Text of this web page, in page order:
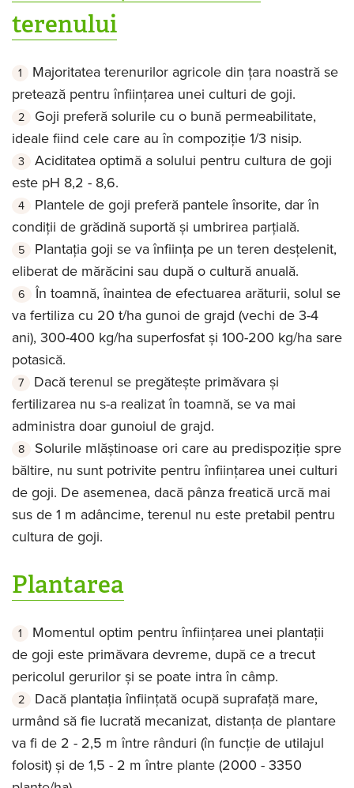
terenului
Majoritatea terenurilor agricole din țara noastră se
pretează pentru înființarea unei culturi de goji.
Goji preferă solurile cu o bună permeabilitate,
ideale fiind cele care au în compoziție 1/3 nisip.
Aciditatea optimă a solului pentru cultura de goji
este pH 8,2 - 8,6.
Plantele de goji preferă pantele însorite, dar în
condiții de grădină suportă și umbrirea parțială.
Plantația goji se va înființa pe un teren desțelenit,
eliberat de mărăcini sau după o cultură anuală.
În toamnă, înaintea de efectuarea arăturii, solul se
va fertiliza cu 20 t/ha gunoi de grajd (vechi de 3-4
ani), 300-400 kg/ha superfosfat și 100-200 kg/ha sare
potasică.
Dacă terenul se pregătește primăvara și
fertilizarea nu s-a realizat în toamnă, se va mai
administra doar gunoiul de grajd.
Solurile mlăștinoase ori care au predispoziție spre
băltire, nu sunt potrivite pentru înființarea unei culturi
de goji. De asemenea, dacă pânza freatică urcă mai
sus de 1 m adâncime, terenul nu este pretabil pentru
cultura de goji.
Plantarea
Momentul optim pentru înființarea unei plantații
de goji este primăvara devreme, după ce a trecut
pericolul gerurilor și se poate intra în câmp.
Dacă plantația înființată ocupă suprafață mare,
urmând să fie lucrată mecanizat, distanța de plantare
va fi de 2 - 2,5 m între rânduri (în funcție de utilajul
folosit) și de 1,5 - 2 m între plante (2000 - 3350